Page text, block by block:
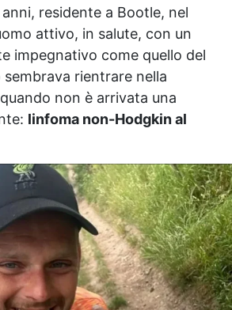
anni, residente a Bootle, nel
attivo, in salute, con un
impegnativo come quello del
sembrava rientrare nella
non è arrivata una
linfoma non-Hodgkin al